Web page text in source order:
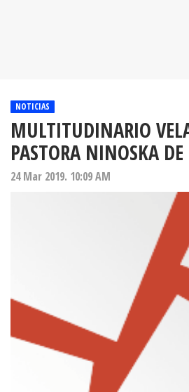
NOTICIAS
MULTITUDINARIO
PASTORA NINOSKA DE
24 Mar 2019. 10:09 AM